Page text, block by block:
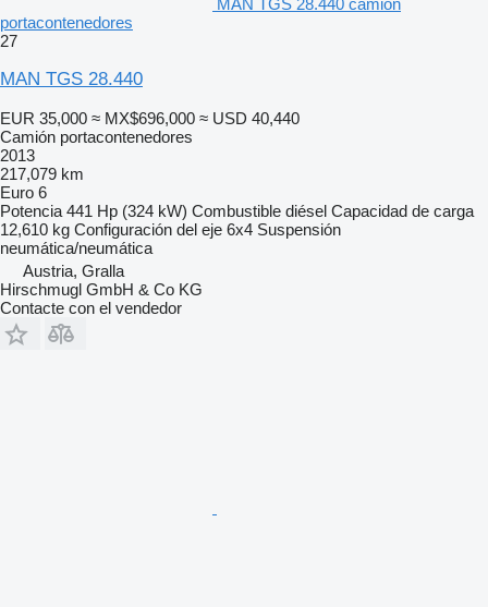
MAN TGS 28.440 camión
portacontenedores
27
MAN TGS 28.440
EUR 35,000 ≈ MX$696,000 ≈ USD 40,440
Camión portacontenedores
2013
217,079 km
Euro 6
Potencia 441 Hp (324 kW) Combustible diésel Capacidad de carga
12,610 kg Configuración del eje 6x4 Suspensión
neumática/neumática
Austria, Gralla
Hirschmugl GmbH & Co KG
Contacte con el vendedor